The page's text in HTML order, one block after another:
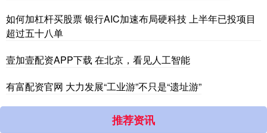
如何加杠杆买股票 银行AIC加速布局硬科技 上半年已投项目
超过五十八单
壹加壹配资APP下载 在北京，看见人工智能
有富配资官网 大力发展“工业游”不只是“遗址游”
推荐资讯